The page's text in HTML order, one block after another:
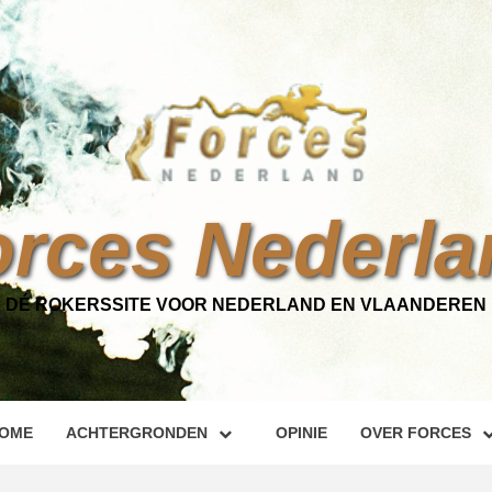
DÉ ROKERSSITE VOOR NEDERLAND EN VLAANDEREN
ACHTERGRONDEN OPINIE OVER FORCES